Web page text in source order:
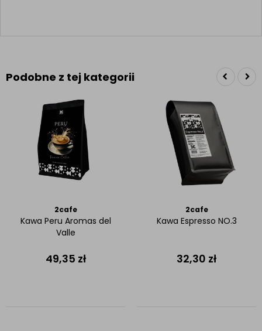
Podobne z tej kategorii
2cafe
Kawa Peru Aromas del
Valle
49,35 zł
2cafe
Kawa Espresso NO.3
32,30 zł